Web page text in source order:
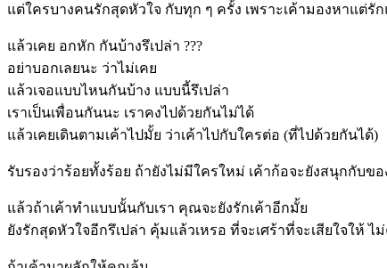
แต่ใครบางคนรักสุดหัวใจ กับทุก ๆ ครั้ง เพราะเค้ามองหาแต่รั
แล้วเคย อกหัก กันบ้างรึเปล่า ???
อย่าบอกเลยนะ ว่าไม่เคย
แล้วเจอแบบไหนกันบ้าง แบบนี้รึเปล่า
เราเป็นเพื่อนกันนะ เราคงไปด้วยกันไม่ได้
แล้วเคยเดินตามเค้าไปมั้ย ว่าเค้าไปกับใครต่อ (ที่ไปด้วยกันได้)
รับรองว่าร้อยทั้งร้อย ถ้ายังไม่มีใครใหม่ เค้าก้อจะยังสนุกกับขอ
แล้วถ้าเค้าทำแบบนั้นกับเรา คุณจะยังรักเค้าอีกมั้ย
ยังรักสุดหัวใจอีกรึเปล่า คุ้มแล้วเหรอ ที่จะเศร้าที่จะเสียใจให้